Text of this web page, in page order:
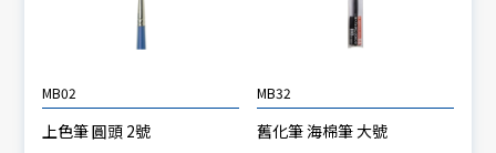
MB02
上色筆 圓頭 2號
MB32
舊化筆 海棉筆 大號